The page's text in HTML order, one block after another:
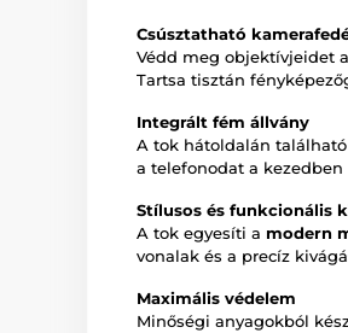
Csúsztatható
Védd meg objektívjeidet
Tartsa tisztán
Integrált fém állvány
A tok hátoldalán
a telefonodat a
Stílusos és funkcionális
A tok egyesíti a modern
vonalak és a precíz
Maximális védelem
Minőségi anyagokból